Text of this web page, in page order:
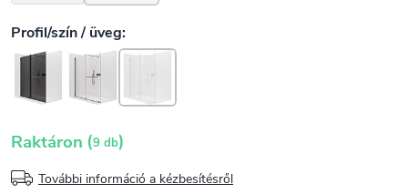
Raktáron (9 db)
További információ a kézbesítésről